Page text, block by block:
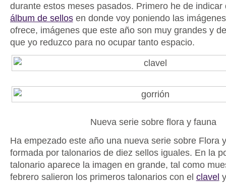
durante estos meses pasados. Primero he de indicar
álbum de sellosen donde voy poniendo las
ofrece, imágenes que este año son muy grandes y
que yo reduzco para no ocupar tanto espacio.
Nueva serie sobre flora y fauna
Ha empezado este año una nueva serie sobre Flora
formada por talonarios de diez sellos iguales. En la
talonario aparece la imagen en grande, tal como
febrero salieron los primeros talonarios con el clavel